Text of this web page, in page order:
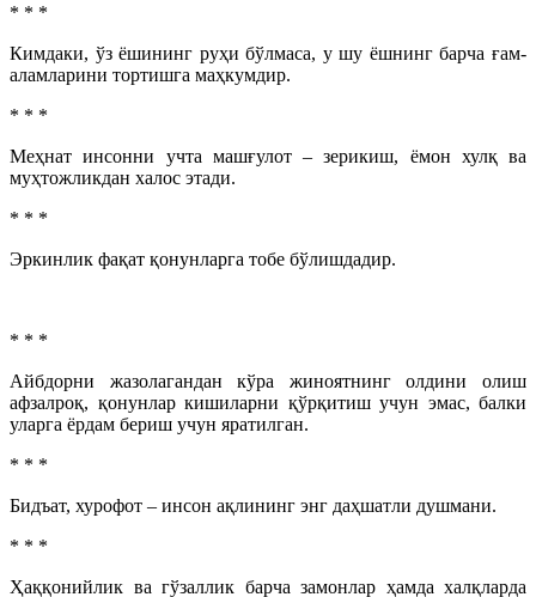
* * *
Кимдаки, ўз ёшининг руҳи бўлмаса, у шу ёшнинг барча ғам-
аламларини тортишга маҳкумдир.
* * *
Меҳнат инсонни учта машғулот – зерикиш, ёмон хулқ ва
муҳтожликдан халос этади.
* * *
Эркинлик фақат қонунларга тобе бўлишдадир.
* * *
Айбдорни жазолагандан кўра жиноятнинг олдини олиш
афзалроқ, қонунлар кишиларни қўрқитиш учун эмас, балки
уларга ёрдам бериш учун яратилган.
* * *
Бидъат, хурофот – инсон ақлининг энг даҳшатли душмани.
* * *
Ҳаққонийлик ва гўзаллик барча замонлар ҳамда халқларда